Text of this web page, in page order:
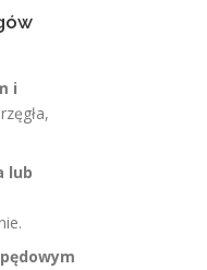
i
lub